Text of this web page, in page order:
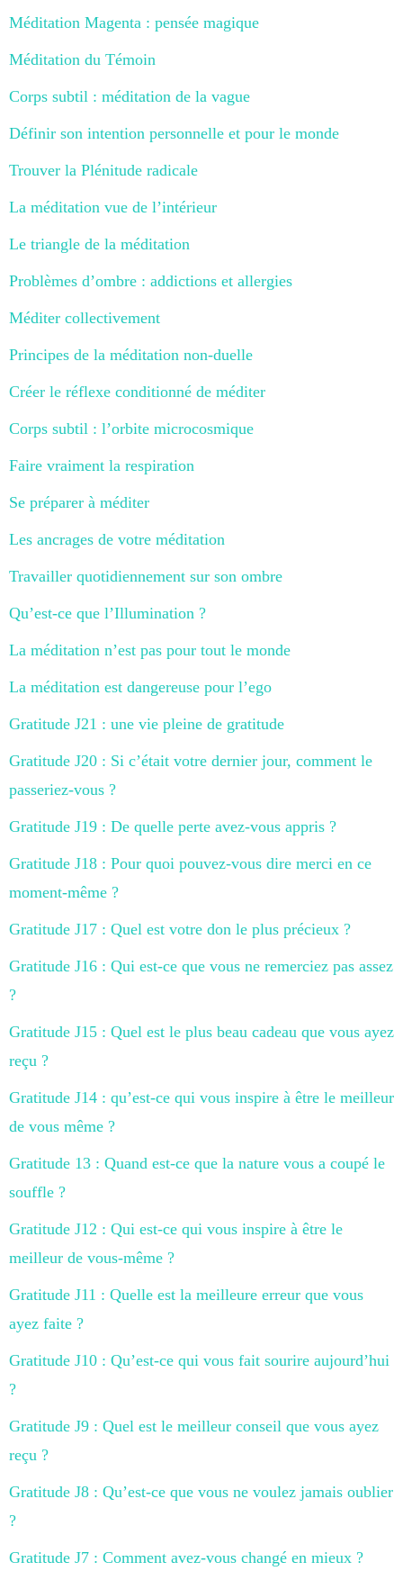
Méditation Magenta : pensée magique
Méditation du Témoin
Corps subtil : méditation de la vague
Définir son intention personnelle et pour le monde
Trouver la Plénitude radicale
La méditation vue de l’intérieur
Le triangle de la méditation
Problèmes d’ombre : addictions et allergies
Méditer collectivement
Principes de la méditation non-duelle
Créer le réflexe conditionné de méditer
Corps subtil : l’orbite microcosmique
Faire vraiment la respiration
Se préparer à méditer
Les ancrages de votre méditation
Travailler quotidiennement sur son ombre
Qu’est-ce que l’Illumination ?
La méditation n’est pas pour tout le monde
La méditation est dangereuse pour l’ego
Gratitude J21 : une vie pleine de gratitude
Gratitude J20 : Si c’était votre dernier jour, comment le
passeriez-vous ?
Gratitude J19 : De quelle perte avez-vous appris ?
Gratitude J18 : Pour quoi pouvez-vous dire merci en ce
moment-même ?
Gratitude J17 : Quel est votre don le plus précieux ?
Gratitude J16 : Qui est-ce que vous ne remerciez pas assez
?
Gratitude J15 : Quel est le plus beau cadeau que vous ayez
reçu ?
Gratitude J14 : qu’est-ce qui vous inspire à être le meilleur
de vous même ?
Gratitude 13 : Quand est-ce que la nature vous a coupé le
souffle ?
Gratitude J12 : Qui est-ce qui vous inspire à être le
meilleur de vous-même ?
Gratitude J11 : Quelle est la meilleure erreur que vous
ayez faite ?
Gratitude J10 : Qu’est-ce qui vous fait sourire aujourd’hui
?
Gratitude J9 : Quel est le meilleur conseil que vous ayez
reçu ?
Gratitude J8 : Qu’est-ce que vous ne voulez jamais oublier
?
Gratitude J7 : Comment avez-vous changé en mieux ?